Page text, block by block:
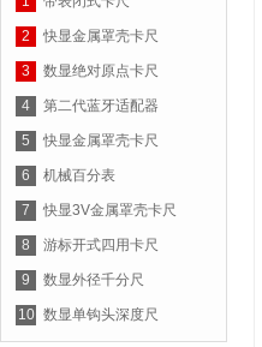
2 快显金属罩壳卡尺
3 数显绝对原点卡尺
4 第二代蓝牙适配器
5 快显金属罩壳卡尺
6 机械百分表
7 快显3V金属罩壳卡尺
8 游标开式四用卡尺
9 数显外径千分尺
10 数显单钩头深度尺